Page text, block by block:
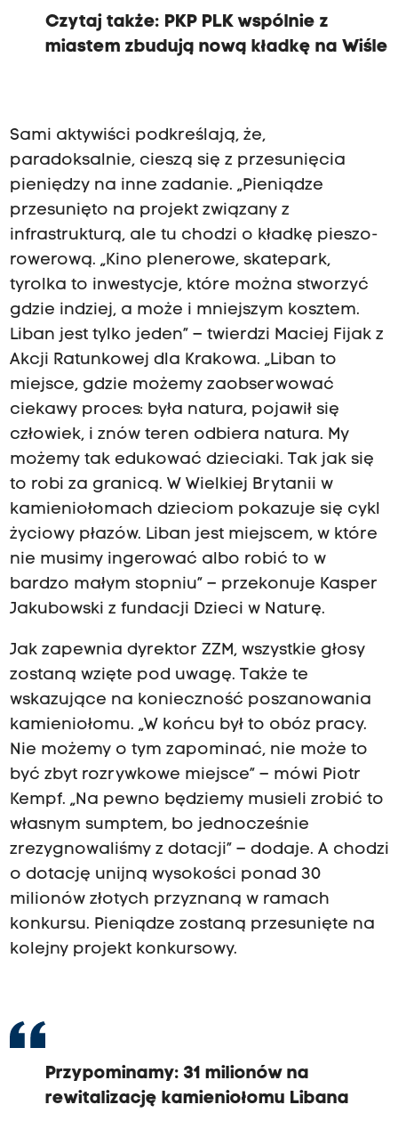
Czytaj także: PKP PLK wspólnie z
miastem zbudują nową kładkę na Wiśle
Sami aktywiści podkreślają, że,
paradoksalnie, cieszą się z przesunięcia
pieniędzy na inne zadanie. „Pieniądze
przesunięto na projekt związany z
infrastrukturą, ale tu chodzi o kładkę pieszo-
rowerową. „Kino plenerowe, skatepark,
tyrolka to inwestycje, które można stworzyć
gdzie indziej, a może i mniejszym kosztem.
Liban jest tylko jeden” – twierdzi Maciej Fijak z
Akcji Ratunkowej dla Krakowa. „Liban to
miejsce, gdzie możemy zaobserwować
ciekawy proces: była natura, pojawił się
człowiek, i znów teren odbiera natura. My
możemy tak edukować dzieciaki. Tak jak się
to robi za granicą. W Wielkiej Brytanii w
kamieniołomach dzieciom pokazuje się cykl
życiowy płazów. Liban jest miejscem, w które
nie musimy ingerować albo robić to w
bardzo małym stopniu” – przekonuje Kasper
Jakubowski z fundacji Dzieci w Naturę.
Jak zapewnia dyrektor ZZM, wszystkie głosy
zostaną wzięte pod uwagę. Także te
wskazujące na konieczność poszanowania
kamieniołomu. „W końcu był to obóz pracy.
Nie możemy o tym zapominać, nie może to
być zbyt rozrywkowe miejsce” – mówi Piotr
Kempf. „Na pewno będziemy musieli zrobić to
własnym sumptem, bo jednocześnie
zrezygnowaliśmy z dotacji” – dodaje. A chodzi
o dotację unijną wysokości ponad 30
milionów złotych przyznaną w ramach
konkursu. Pieniądze zostaną przesunięte na
kolejny projekt konkursowy.
Przypominamy: 31 milionów na
rewitalizację kamieniołomu Libana